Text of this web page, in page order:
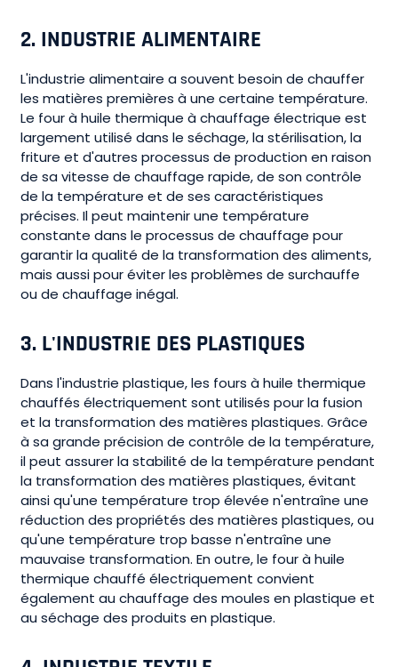
2. INDUSTRIE ALIMENTAIRE
L'industrie alimentaire a souvent besoin de chauffer
les matières premières à une certaine température.
Le four à huile thermique à chauffage électrique est
largement utilisé dans le séchage, la stérilisation, la
friture et d'autres processus de production en raison
de sa vitesse de chauffage rapide, de son contrôle
de la température et de ses caractéristiques
précises. Il peut maintenir une température
constante dans le processus de chauffage pour
garantir la qualité de la transformation des aliments,
mais aussi pour éviter les problèmes de surchauffe
ou de chauffage inégal.
3. L'INDUSTRIE DES PLASTIQUES
Dans l'industrie plastique, les fours à huile thermique
chauffés électriquement sont utilisés pour la fusion
et la transformation des matières plastiques. Grâce
à sa grande précision de contrôle de la température,
il peut assurer la stabilité de la température pendant
la transformation des matières plastiques, évitant
ainsi qu'une température trop élevée n'entraîne une
réduction des propriétés des matières plastiques, ou
qu'une température trop basse n'entraîne une
mauvaise transformation. En outre, le four à huile
thermique chauffé électriquement convient
également au chauffage des moules en plastique et
au séchage des produits en plastique.